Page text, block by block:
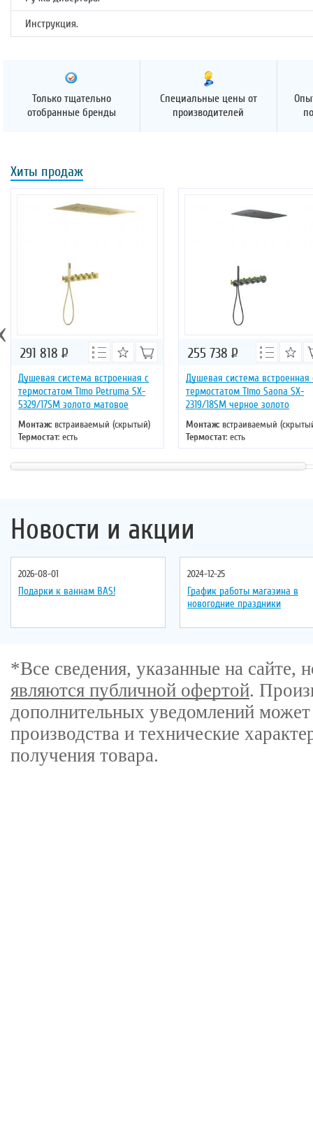
Инструкция.
Только тщательно
отобранные бренды
Специальные цены от
производителей
Хиты продаж
Душевая система встроенная с
термостатом Timo Petruma SX-
5329/17SM золото матовое
Монтаж: встраиваемый (скрытый)
Термостат: есть
Цвет: золото
291 818 Р
Душевая система встроенная
термостатом Timo Saona SX-
2319/18SM черное золото
Монтаж: встраиваемый
Термостат: есть
Цвет: черное золото
255 738 Р
Новости и акции
2026-08-01
Подарки к ваннам BAS!
2024-12-25
График работы магазина в
новогодние праздники
*Все сведения, указанные на
являются публичной офертой.
дополнительных уведомлений
производства и технические
получения товара.